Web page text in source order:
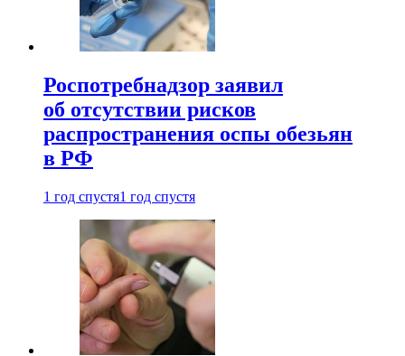
Роспотребнадзор заявил
об отсутствии рисков
распространения оспы обезьян
в РФ
1 год спустя1 год спустя